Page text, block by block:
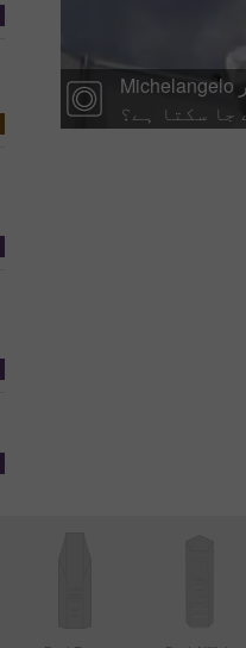
Michelangelo اور Notre-Dame سے ٹریکٹر تک — AI
جا سکتا ہے؟